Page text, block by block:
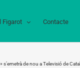
Figarot Contacte
s’emetrà de nou a Televisió de